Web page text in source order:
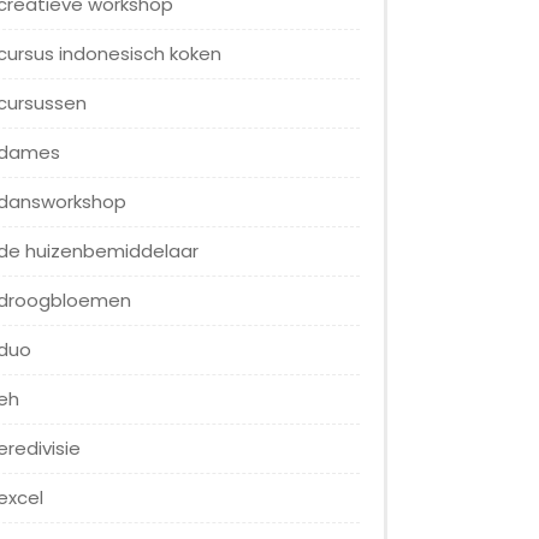
indonesisch koken
huizenbemiddelaar